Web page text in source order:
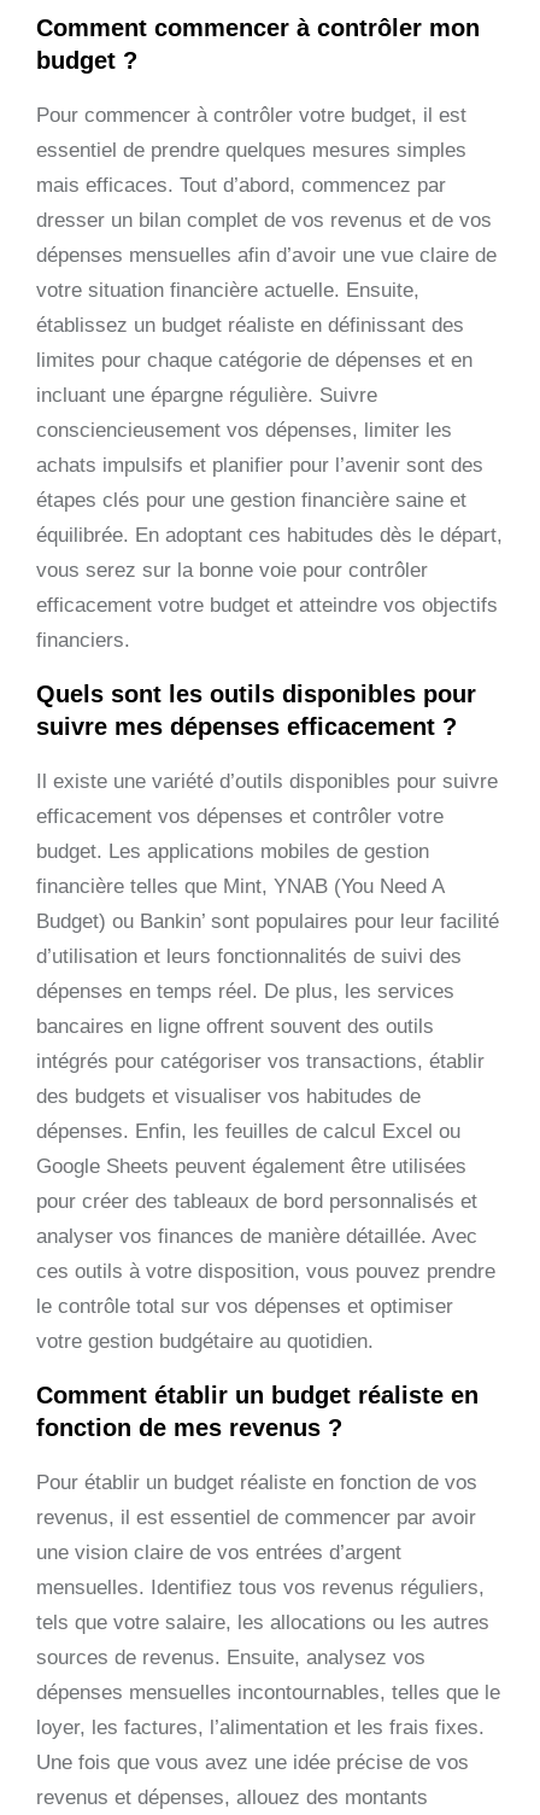
Comment commencer à contrôler mon
budget ?
Pour commencer à contrôler votre budget, il est
essentiel de prendre quelques mesures simples
mais efficaces. Tout d’abord, commencez par
dresser un bilan complet de vos revenus et de vos
dépenses mensuelles afin d’avoir une vue claire de
votre situation financière actuelle. Ensuite,
établissez un budget réaliste en définissant des
limites pour chaque catégorie de dépenses et en
incluant une épargne régulière. Suivre
consciencieusement vos dépenses, limiter les
achats impulsifs et planifier pour l’avenir sont des
étapes clés pour une gestion financière saine et
équilibrée. En adoptant ces habitudes dès le départ,
vous serez sur la bonne voie pour contrôler
efficacement votre budget et atteindre vos objectifs
financiers.
Quels sont les outils disponibles pour
suivre mes dépenses efficacement ?
Il existe une variété d’outils disponibles pour suivre
efficacement vos dépenses et contrôler votre
budget. Les applications mobiles de gestion
financière telles que Mint, YNAB (You Need A
Budget) ou Bankin’ sont populaires pour leur facilité
d’utilisation et leurs fonctionnalités de suivi des
dépenses en temps réel. De plus, les services
bancaires en ligne offrent souvent des outils
intégrés pour catégoriser vos transactions, établir
des budgets et visualiser vos habitudes de
dépenses. Enfin, les feuilles de calcul Excel ou
Google Sheets peuvent également être utilisées
pour créer des tableaux de bord personnalisés et
analyser vos finances de manière détaillée. Avec
ces outils à votre disposition, vous pouvez prendre
le contrôle total sur vos dépenses et optimiser
votre gestion budgétaire au quotidien.
Comment établir un budget réaliste en
fonction de mes revenus ?
Pour établir un budget réaliste en fonction de vos
revenus, il est essentiel de commencer par avoir
une vision claire de vos entrées d’argent
mensuelles. Identifiez tous vos revenus réguliers,
tels que votre salaire, les allocations ou les autres
sources de revenus. Ensuite, analysez vos
dépenses mensuelles incontournables, telles que le
loyer, les factures, l’alimentation et les frais fixes.
Une fois que vous avez une idée précise de vos
revenus et dépenses, allouez des montants